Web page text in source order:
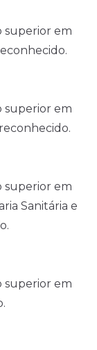
superior em
superior em
superior em
Sanitária e
superior em